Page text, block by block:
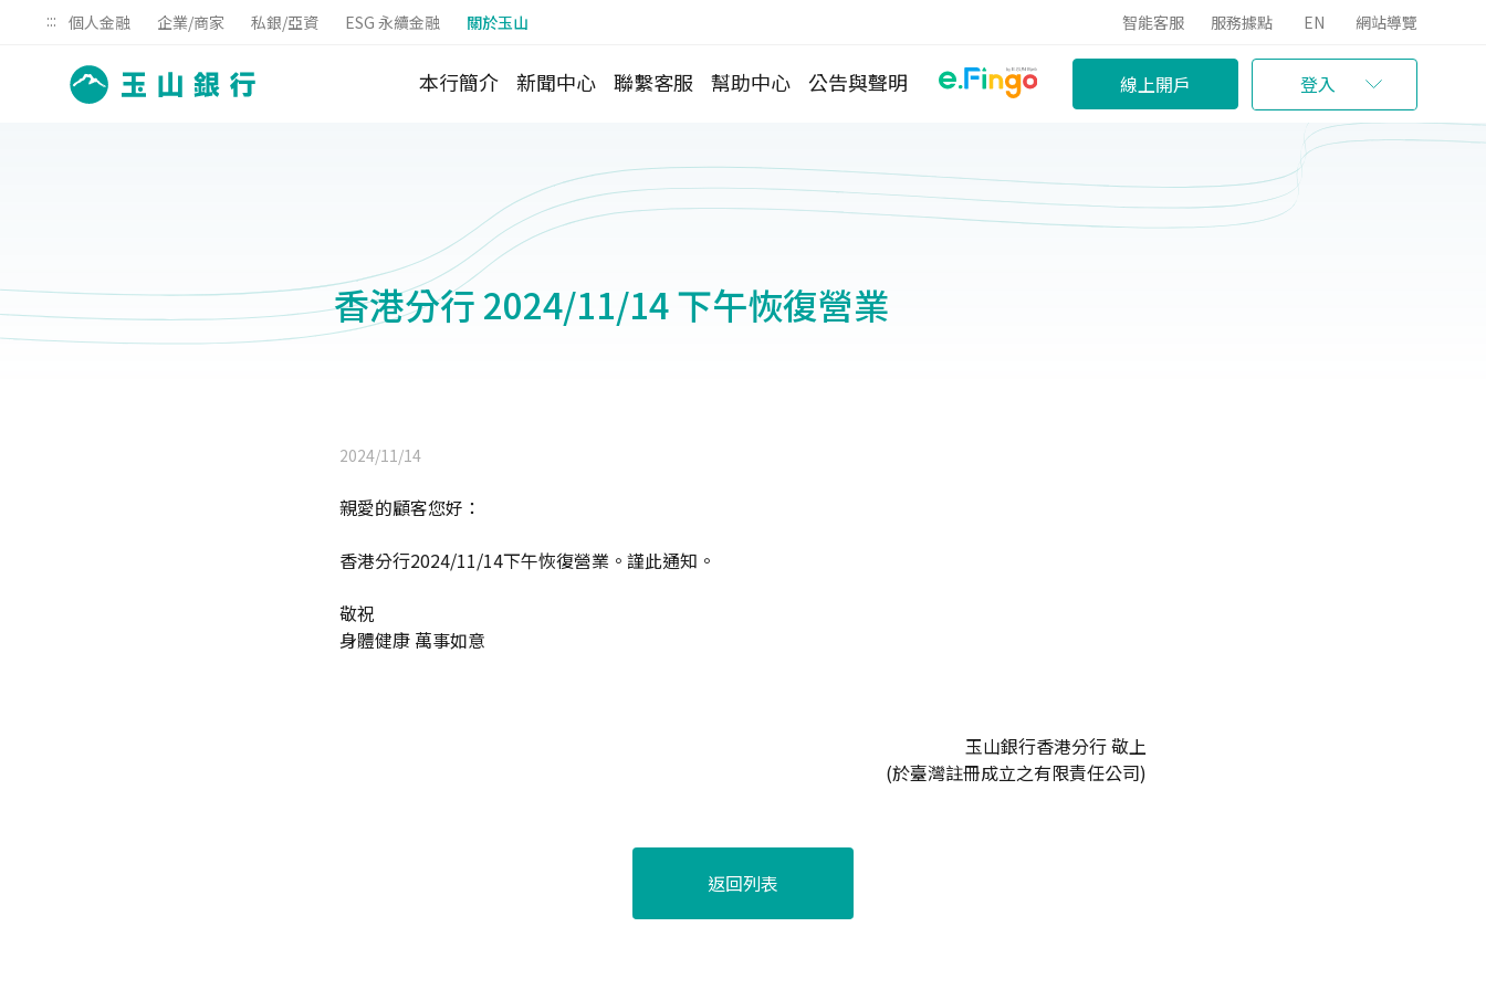
::: 個人金融 企業/商家 私銀/亞資 ESG 永續金融 關於玉山 智能客服 服務據點 EN 網站導覽
本行簡介 新聞中心 聯繫客服 幫助中心 公告與聲明 線上開戶 登入
香港分行 2024/11/14 下午恢復營業
2024/11/14
親愛的顧客您好：
香港分行2024/11/14下午恢復營業。謹此通知。
敬祝
身體健康 萬事如意
玉山銀行香港分行 敬上
(於臺灣註冊成立之有限責任公司)
返回列表